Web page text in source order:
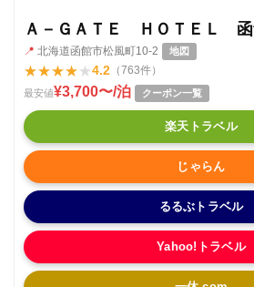
Ａ－ＧＡＴＥ ＨＯＴＥＬ 函
📍 北海道函館市松風町10-2 地図
★★★★★4.2 （763件）
最安値¥3,700〜/泊 クーポン一覧
楽天トラベル
じゃらん
るるぶトラベル
Yahoo!トラベル